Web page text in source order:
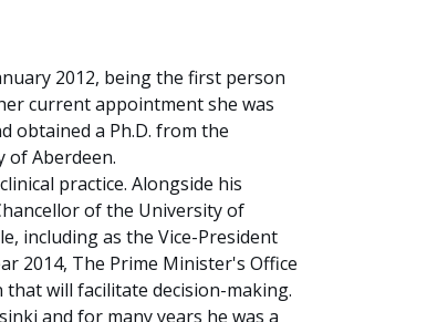
2012, being the first person
current appointment she was
obtained a Ph.D. from the
of Aberdeen.
practice. Alongside his
of the University of
including as the Vice-President
2014, The Prime Minister's Office
will facilitate decision-making.
and for many years he was a